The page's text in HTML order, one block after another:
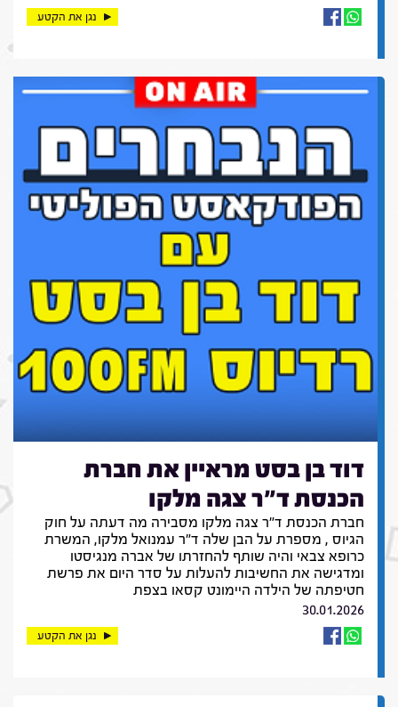
נגן את הקטע
דוד בן בסט מראיין את חברת
הכנסת ד"ר צגה מלקו
חברת הכנסת ד"ר צגה מלקו מסבירה מה דעתה על חוק
הגיוס , מספרת על הבן שלה ד"ר עמנואל מלקו, המשרת
כרופא צבאי והיה שותף להחזרתו של אברה מנגיסטו
ומדגישה את החשיבות להעלות על סדר היום את פרשת
חטיפתה של הילדה היימונט קסאו בצפת
30.01.2026
נגן את הקטע